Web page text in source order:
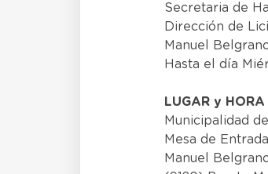
Secretaria de
Dirección de
Manuel
Hasta el día
LUGAR y HORA
Municipalidad
Mesa de
Manuel